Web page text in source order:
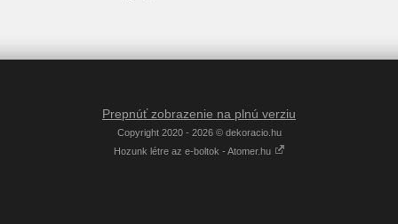
Prepnúť zobrazenie na plnú verziu
Copyright 2020 - 2026 © dekoracio.hu
Hozunk létre az e-boltok - Atomer.hu